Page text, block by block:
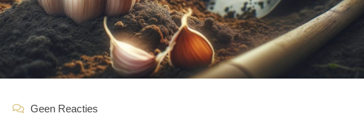
Geen Reacties